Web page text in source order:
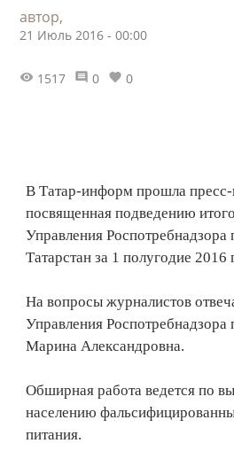
автор,
21 Июль 2016 - 00:00
1517 0 0
В Татар-информ прошла пресс-
посвященная подведению
Управления Роспотребнадзора
Татарстан за 1 полугодие 2016
На вопросы журналистов
Управления
Марина Александровна.
Обширная работа ведется по
населению
питания.